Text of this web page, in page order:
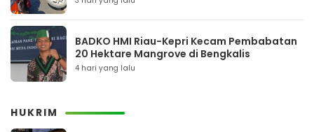
BADKO HMI Riau-Kepri Kecam Pembabatan
20 Hektare Mangrove di Bengkalis
4 hari yang lalu
HUKRIM